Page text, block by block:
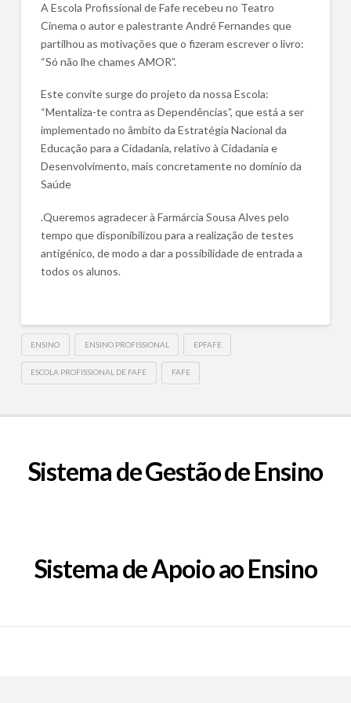
A Escola Profissional de Fafe recebeu no Teatro
Cinema o autor e palestrante André Fernandes que
partilhou as motivações que o fizeram escrever o livro:
“Só não lhe chames AMOR”.
Este convite surge do projeto da nossa Escola:
“Mentaliza-te contra as Dependências”, que está a ser
implementado no âmbito da Estratégia Nacional da
Educação para a Cidadania, relativo à Cidadania e
Desenvolvimento, mais concretamente no domínio da
Saúde
.Queremos agradecer à Farmárcia Sousa Alves pelo
tempo que disponibilizou para a realização de testes
antigénico, de modo a dar a possibilidade de entrada a
todos os alunos.
ENSINO ENSINO PROFISSIONAL EPFAFE
ESCOLA PROFISSIONAL DE FAFE FAFE
Sistema de Gestão de Ensino
Sistema de Apoio ao Ensino